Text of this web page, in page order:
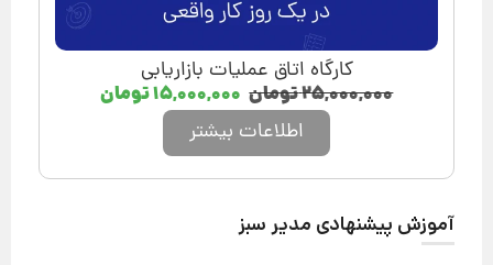
کارگاه اتاق عملیات بازاریابی
۲۵,۰۰۰,۰۰۰تومان ۱۵,۰۰۰,۰۰۰تومان
اطلاعات بیشتر
آموزش پیشنهادی مدیر سبز